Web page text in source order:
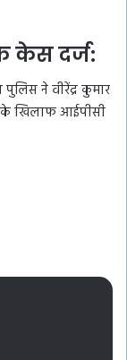
केस दर्ज:
ने वीरेंद्र कुमार
के खिलाफ आईपीसी